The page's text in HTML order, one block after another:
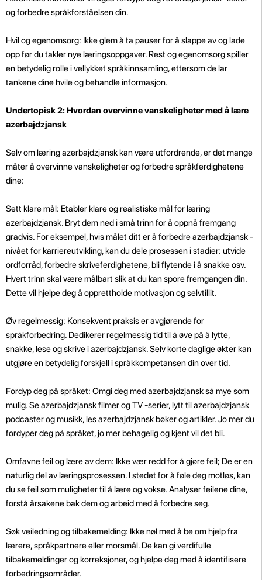
og forbedre språkforståelsen din.
Hvil og egenomsorg: Ikke glem å ta pauser for å slappe av og lade
opp før du takler nye læringsoppgaver. Rest og egenomsorg spiller
en betydelig rolle i vellykket språkinnsamling, ettersom de lar
tankene dine hvile og behandle informasjon.
Undertopisk 2: Hvordan overvinne vanskeligheter med å lære
azerbajdzjansk
Selv om læring azerbajdzjansk kan være utfordrende, er det mange
måter å overvinne vanskeligheter og forbedre språkferdighetene
dine:
Sett klare mål: Etabler klare og realistiske mål for læring
azerbajdzjansk. Bryt dem ned i små trinn for å oppnå fremgang
gradvis. For eksempel, hvis målet ditt er å forbedre azerbajdzjansk -
nivået for karriereutvikling, kan du dele prosessen i stadier: utvide
ordforråd, forbedre skriveferdighetene, bli flytende i å snakke osv.
Hvert trinn skal være målbart slik at du kan spore fremgangen din.
Dette vil hjelpe deg å opprettholde motivasjon og selvtillit.
Øv regelmessig: Konsekvent praksis er avgjørende for
språkforbedring. Dedikerer regelmessig tid til å øve på å lytte,
snakke, lese og skrive i azerbajdzjansk. Selv korte daglige økter kan
utgjøre en betydelig forskjell i språkkompetansen din over tid.
Fordyp deg på språket: Omgi deg med azerbajdzjansk så mye som
mulig. Se azerbajdzjansk filmer og TV -serier, lytt til azerbajdzjansk
podcaster og musikk, les azerbajdzjansk bøker og artikler. Jo mer du
fordyper deg på språket, jo mer behagelig og kjent vil det bli.
Omfavne feil og lære av dem: Ikke vær redd for å gjøre feil; De er en
naturlig del av læringsprosessen. I stedet for å føle deg motløs, kan
du se feil som muligheter til å lære og vokse. Analyser feilene dine,
forstå årsakene bak dem og arbeid med å forbedre seg.
Søk veiledning og tilbakemelding: Ikke nøl med å be om hjelp fra
lærere, språkpartnere eller morsmål. De kan gi verdifulle
tilbakemeldinger og korreksjoner, og hjelpe deg med å identifisere
forbedringsområder.